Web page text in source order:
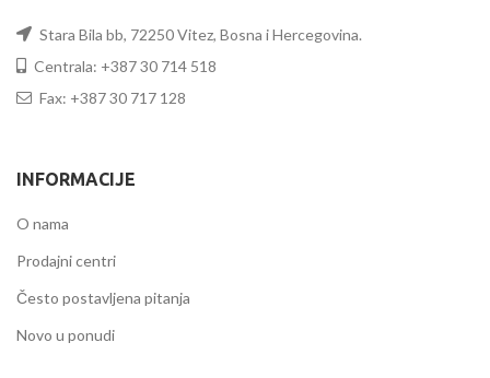
Stara Bila bb, 72250 Vitez, Bosna i Hercegovina.
Centrala: +387 30 714 518
Fax: +387 30 717 128
INFORMACIJE
O nama
Prodajni centri
Često postavljena pitanja
Novo u ponudi